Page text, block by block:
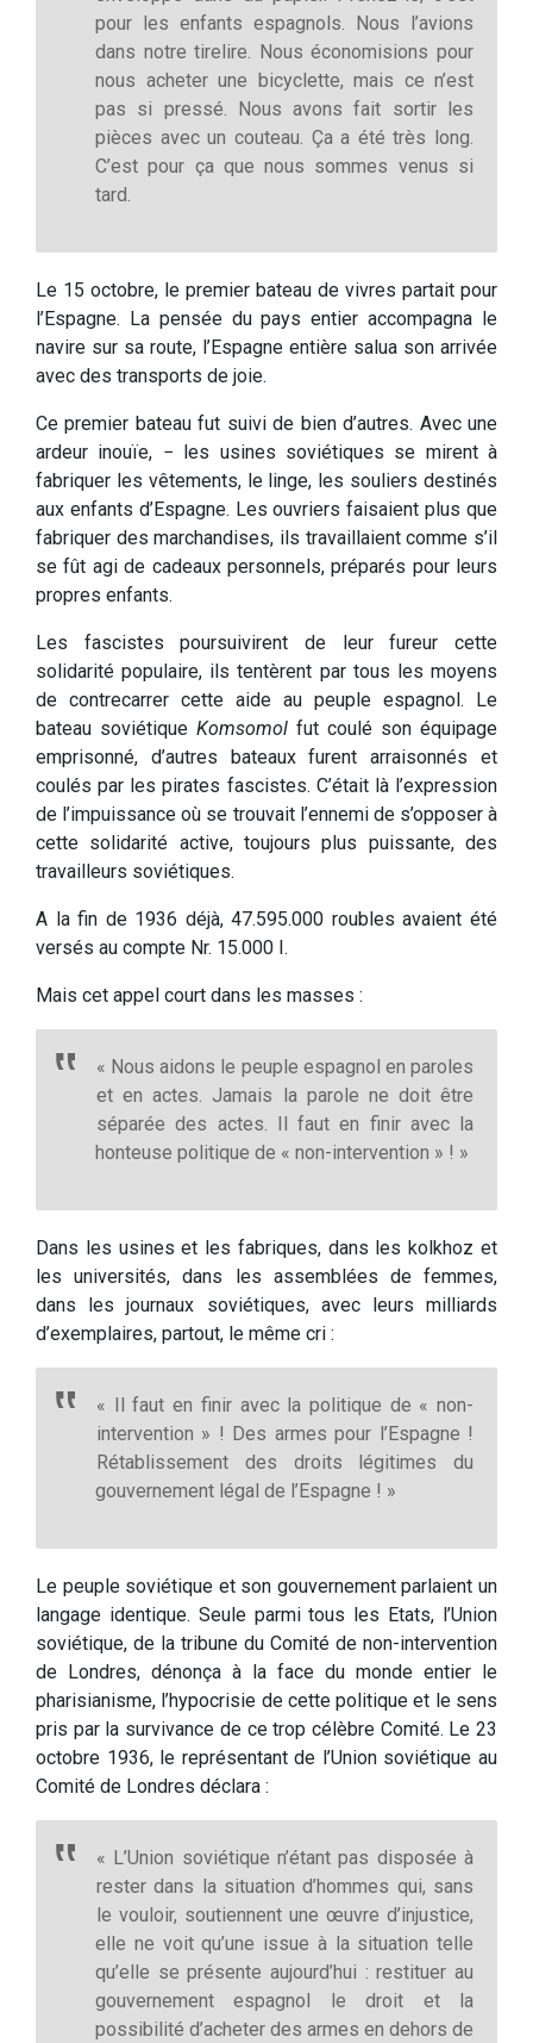
pour les enfants espagnols. Nous l’avions
dans notre tirelire. Nous économisions pour
nous acheter une bicyclette, mais ce n’est
pas si pressé. Nous avons fait sortir les
pièces avec un couteau. Ça a été très long.
C’est pour ça que nous sommes venus si
tard.
Le 15 octobre, le premier bateau de vivres partait pour
l’Espagne. La pensée du pays entier accompagna le
navire sur sa route, l’Espagne entière salua son arrivée
avec des transports de joie.
Ce premier bateau fut suivi de bien d’autres. Avec une
ardeur inouïe, − les usines soviétiques se mirent à
fabriquer les vêtements, le linge, les souliers destinés
aux enfants d’Espagne. Les ouvriers faisaient plus que
fabriquer des marchandises, ils travaillaient comme s’il
se fût agi de cadeaux personnels, préparés pour leurs
propres enfants.
Les fascistes poursuivirent de leur fureur cette
solidarité populaire, ils tentèrent par tous les moyens
de contrecarrer cette aide au peuple espagnol. Le
bateau soviétique Komsomol fut coulé son équipage
emprisonné, d’autres bateaux furent arraisonnés et
coulés par les pirates fascistes. C’était là l’expression
de l’impuissance où se trouvait l’ennemi de s’opposer à
cette solidarité active, toujours plus puissante, des
travailleurs soviétiques.
A la fin de 1936 déjà, 47.595.000 roubles avaient été
versés au compte Nr. 15.000 I.
Mais cet appel court dans les masses :
« Nous aidons le peuple espagnol en paroles
et en actes. Jamais la parole ne doit être
séparée des actes. Il faut en finir avec la
honteuse politique de « non-intervention » ! »
Dans les usines et les fabriques, dans les kolkhoz et
les universités, dans les assemblées de femmes,
dans les journaux soviétiques, avec leurs milliards
d’exemplaires, partout, le même cri :
« Il faut en finir avec la politique de « non-
intervention » ! Des armes pour l’Espagne !
Rétablissement des droits légitimes du
gouvernement légal de l’Espagne ! »
Le peuple soviétique et son gouvernement parlaient un
langage identique. Seule parmi tous les Etats, l’Union
soviétique, de la tribune du Comité de non-intervention
de Londres, dénonça à la face du monde entier le
pharisianisme, l’hypocrisie de cette politique et le sens
pris par la survivance de ce trop célèbre Comité. Le 23
octobre 1936, le représentant de l’Union soviétique au
Comité de Londres déclara :
« L’Union soviétique n’étant pas disposée à
rester dans la situation d’hommes qui, sans
le vouloir, soutiennent une œuvre d’injustice,
elle ne voit qu’une issue à la situation telle
qu’elle se présente aujourd’hui : restituer au
gouvernement espagnol le droit et la
possibilité d’acheter des armes en dehors de